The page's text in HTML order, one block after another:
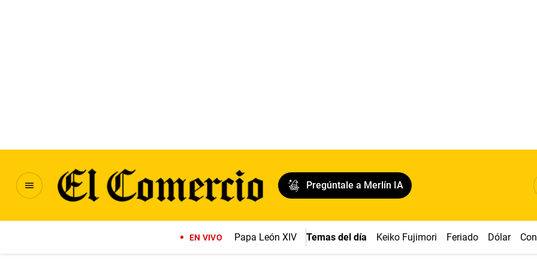
Pregúntale a Merlín IA
EN VIVO Papa León XIV Temas del día Keiko Fujimori Feriado Dólar